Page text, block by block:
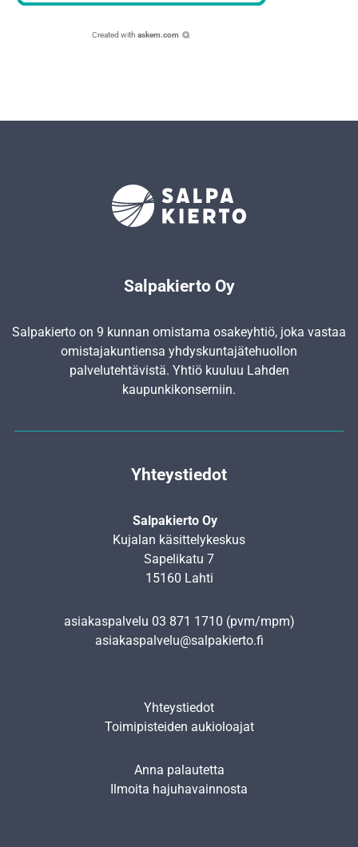
Created with askem.com
Salpakierto Oy
Salpakierto on 9 kunnan omistama osakeyhtiö, joka vastaa
omistajakuntiensa yhdyskunta­jätehuollon
palvelutehtävistä. Yhtiö kuuluu Lahden
kaupunkikonserniin.
Yhteystiedot
Salpakierto Oy
Kujalan käsittelykeskus
Sapelikatu 7
15160 Lahti
asiakaspalvelu 03 871 1710 (pvm/mpm)
asiakaspalvelu@salpakierto.fi
Yhteystiedot
Toimipisteiden aukioloajat
Anna palautetta
Ilmoita hajuhavainnosta